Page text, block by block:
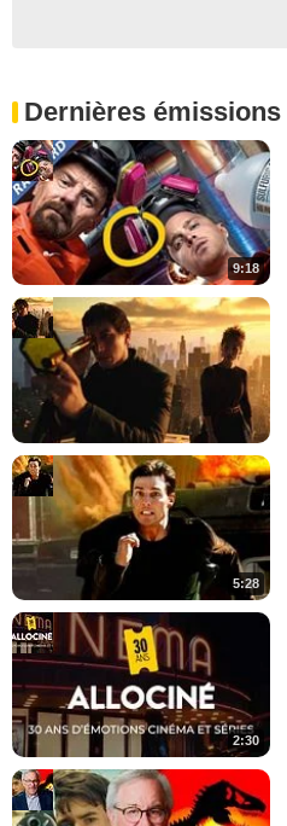
Dernières émissions
9:18
5:28
2:30